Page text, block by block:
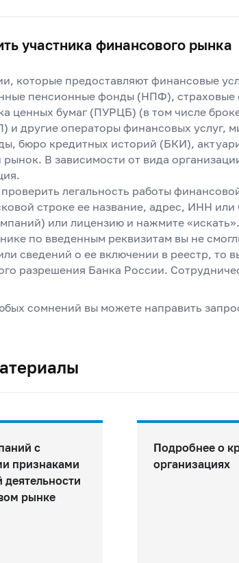
участника финансового рынка
которые предоставляют финансовые
пенсионные фонды (НПФ),
ценных бумаг (ПУРЦБ) (в том числе
и другие операторы финансовых
бюро кредитных историй (БКИ),
В зависимости от вида
легальность работы
строке ее название, адрес, ИНН
или лицензию и нажмите «искать».
по введенным реквизитам вы не
сведений о ее включении в реестр, то
разрешения Банка России.
сомнений вы можете направить
с
признаками
деятельности
рынке
Подробнее о
организациях